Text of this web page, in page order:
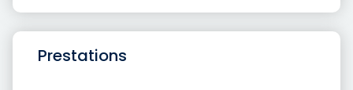
Prestations